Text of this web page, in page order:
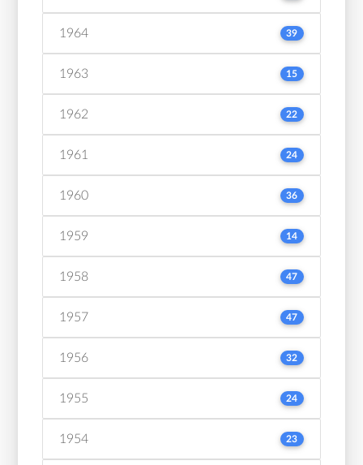
1964 39
1963 15
1962 22
1961 24
1960 36
1959 14
1958 47
1957 47
1956 32
1955 24
1954 23